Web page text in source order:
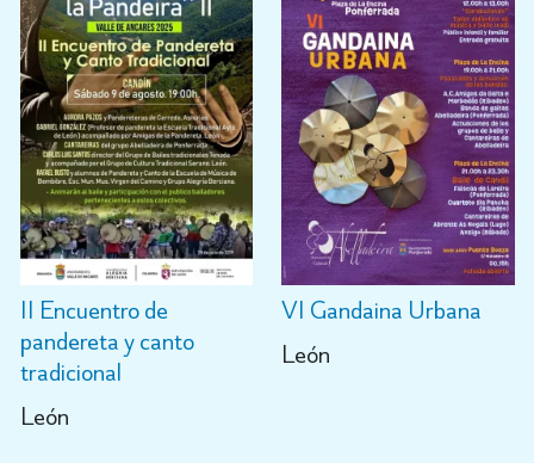
II Encuentro de
pandereta y canto
tradicional
León
VI Gandaina Urbana
León